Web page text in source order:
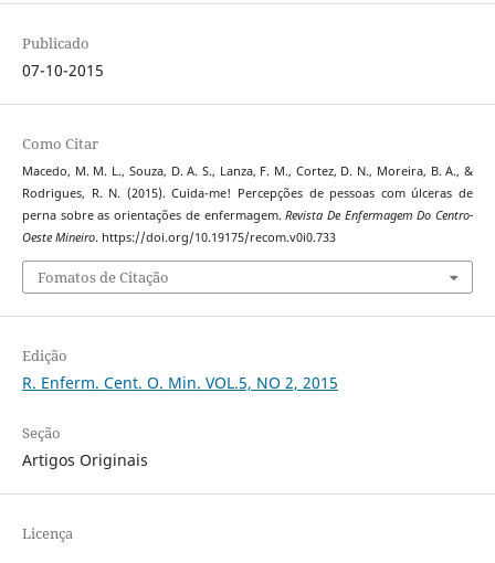
Publicado
07-10-2015
Como Citar
Macedo, M. M. L., Souza, D. A. S., Lanza, F. M., Cortez, D. N., Moreira, B. A., &
Rodrigues, R. N. (2015). Cuida-me! Percepções de pessoas com úlceras de
perna sobre as orientações de enfermagem.Revista De Enfermagem Do Centro-
Oeste Mineiro. https://doi.org/10.19175/recom.v0i0.733
Fomatos de Citação
Edição
R. Enferm. Cent. O. Min. VOL.5, NO 2, 2015
Seção
Artigos Originais
Licença